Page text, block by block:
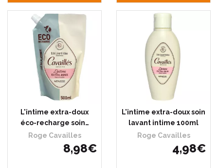
L'intime extra-doux
éco-recharge soin…
Roge Cavailles
8,98€
L'intime extra-doux soin
lavant intime 100ml
Roge Cavailles
4,98€